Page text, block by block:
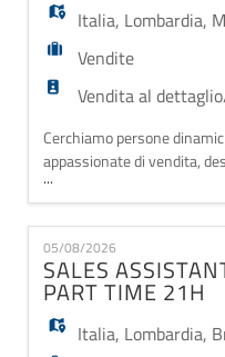
Italia, Lombardia,
Vendite
Vendita al
Cerchiamo persone
appassionate di vendita,
parte di un team in cui
attenzione al cliente
Staffing, divisione di Staff
diverse realtà del settore
appartenente alle
...
05/08/2026
SALES
PART TIME 21H
Italia, Lombardia,